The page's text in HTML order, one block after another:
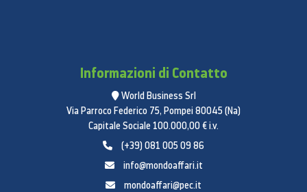
Informazioni di Contatto
World Business Srl
Via Parroco Federico 75, Pompei 80045 (Na)
Capitale Sociale 100.000,00 € i.v.
(+39) 081 005 09 86
info@mondoaffari.it
mondoaffari@pec.it